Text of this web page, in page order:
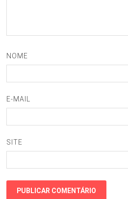
NOME
E-MAIL
SITE